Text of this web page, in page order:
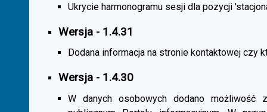
Ukrycie harmonogramu sesji dla pozycji
Wersja - 1.4.31
Dodana informacja na stronie kontaktowej czy
Wersja - 1.4.30
W danych osobowych dodano możliwość